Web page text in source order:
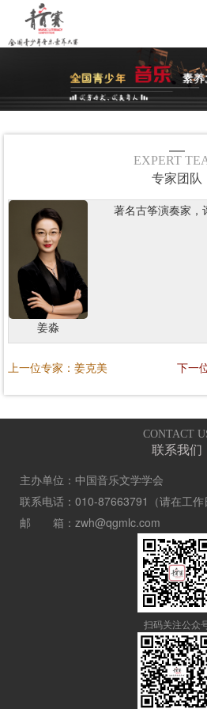
EXPERT
专家团队
姜淼
著名古筝演奏家，
上一位专家：姜克美 下一
CONTACT
联系我们
主办单位：中国音乐文学学会
联系电话：010-87663791（请在工作
邮 箱：zwh@qgmlc.com
扫码关注公众